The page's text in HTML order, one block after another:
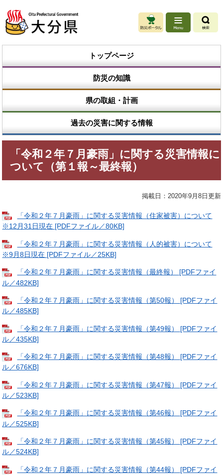
ジ
先
で
。
ュ
を
ば
て
文
トップページ
防災の知識
県の取組・計画
過去の災害に関する情報
「令和２年７月豪雨」に関する災害情報に
ついて（第１報～最終報）
掲載日：2020年9月8日更新
「令和２年７月豪雨」に関する災害情報（住家被害）について
※12月31日現在 [PDFファイル／80KB]
「令和２年７月豪雨」に関する災害情報（人的被害）について
※9月8日現在 [PDFファイル／25KB]
「令和２年７月豪雨」に関する災害情報（最終報） [PDFファイ
ル／482KB]
「令和２年７月豪雨」に関する災害情報（第50報） [PDFファイ
ル／485KB]
「令和２年７月豪雨」に関する災害情報（第49報） [PDFファイ
ル／435KB]
「令和２年７月豪雨」に関する災害情報（第48報） [PDFファイ
ル／676KB]
「令和２年７月豪雨」に関する災害情報（第47報） [PDFファイ
ル／523KB]
「令和２年７月豪雨」に関する災害情報（第46報） [PDFファイ
ル／525KB]
「令和２年７月豪雨」に関する災害情報（第45報） [PDFファイ
ル／524KB]
「令和２年７月豪雨」に関する災害情報（第44報） [PDFファイ